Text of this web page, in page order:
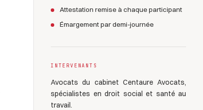
Attestation remise à chaque participant
Émargement par demi-journée
INTERVENANTS
Avocats du cabinet Centaure Avocats,
spécialistes en droit social et santé au
travail.